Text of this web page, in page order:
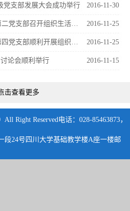
2016-11-30
党支部发展大会成功举行
2016-11-25
2016-11-25
2016-11-15
论会顺利举行
击查看更多
Right Reserved电话：028-85463873，
段24号四川大学基础教学楼A座一楼邮